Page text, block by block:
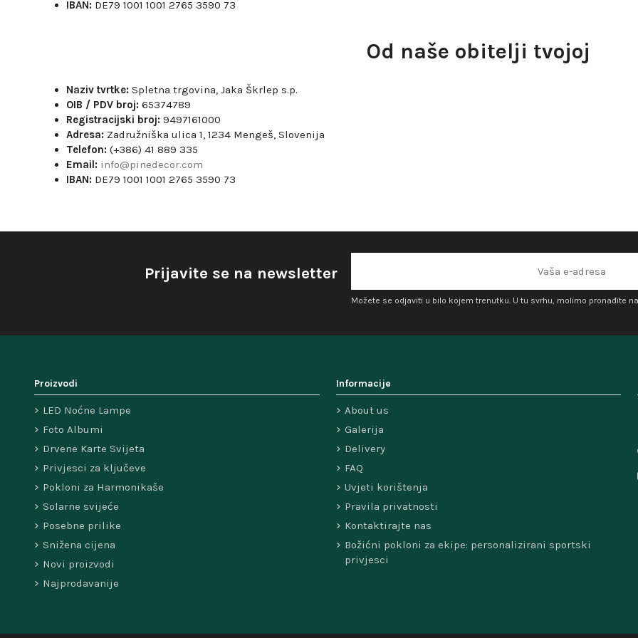
IBAN: DE79 1001 1001 2765 3590 73
Od naše obitelji tvojoj
Naziv tvrtke: Spletna trgovina, Jaka Škrlep s.p.
OIB / PDV broj: 65374789
Registracijski broj: 9497161000
Adresa: Zadružniška ulica 1, 1234 Mengeš, Slovenija
Telefon: (+386) 41 889 335
Email: info@pinedecor.com
IBAN: DE79 1001 1001 2765 3590 73
Prijavite se na newsletter
Možete se odjaviti u bilo kojem trenutku. U tu svrhu, molimo pronađite
Proizvodi
LED Noćne Lampe
Foto Albumi
Drvene Karte Svijeta
Privjesci za ključeve
Pokloni za Harmonikaše
Solarne svijeće
Posebne prilike
Snižena cijena
Novi proizvodi
Najprodavanije
Informacije
About us
Galerija
Delivery
FAQ
Uvjeti korištenja
Pravila privatnosti
Kontaktirajte nas
Božićni pokloni za ekipe: personalizirani sportski
privjesci